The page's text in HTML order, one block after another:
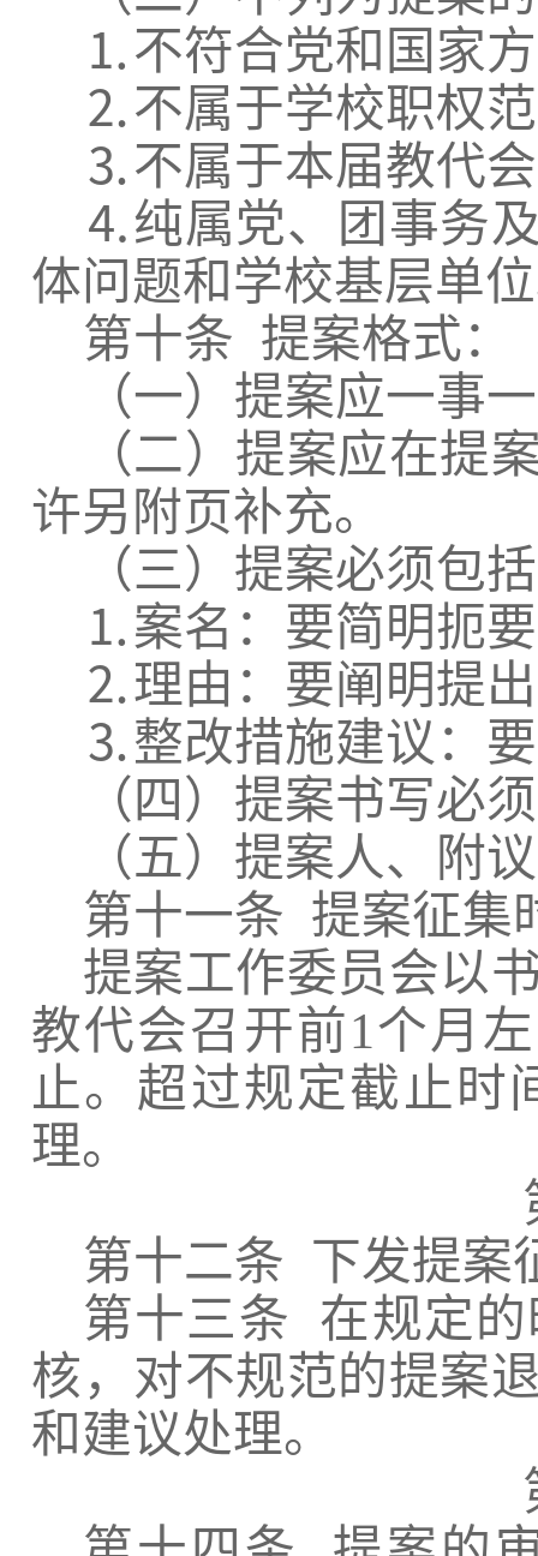
⒈不符合党和国家
⒉不属于学校职权
⒊不属于本届教代
⒋纯属党、团事务
体问题和学校基层单
第十条 提案格式：
（一）提案应一事
（二）提案应在提
许另附页补充。
（三）提案必须包
⒈案名：要简明扼
⒉理由：要阐明提
⒊整改措施建议：
（四）提案书写必
（五）提案人、附
第十一条 提案征集
提案工作委员会以
教代会召开前1个月
止。超过规定截止时
理。
第十二条 下发提案
第十三条 在规定
核，对不规范的提案
和建议处理。